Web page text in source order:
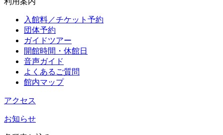
入館料／チケット予約
団体予約
ガイドツアー
開館時間・休館日
音声ガイド
よくあるご質問
館内マップ
アクセス
お知らせ